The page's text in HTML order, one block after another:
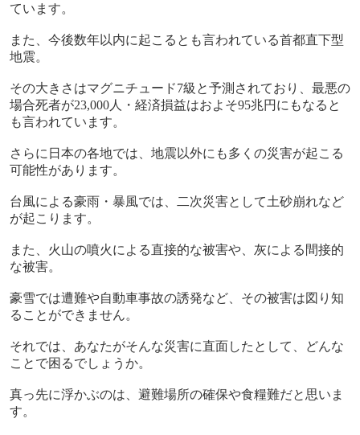
ています。
また、今後数年以内に起こるとも言われている首都直下型
地震。
その大きさはマグニチュード7級と予測されており、最悪の
場合死者が23,000人・経済損益はおよそ95兆円にもなると
も言われています。
さらに日本の各地では、地震以外にも多くの災害が起こる
可能性があります。
台風による豪雨・暴風では、二次災害として土砂崩れなど
が起こります。
また、火山の噴火による直接的な被害や、灰による間接的
な被害。
豪雪では遭難や自動車事故の誘発など、その被害は図り知
ることができません。
それでは、あなたがそんな災害に直面したとして、どんな
ことで困るでしょうか。
真っ先に浮かぶのは、避難場所の確保や食糧難だと思いま
す。